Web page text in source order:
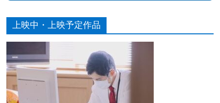
上映中・上映予定作品